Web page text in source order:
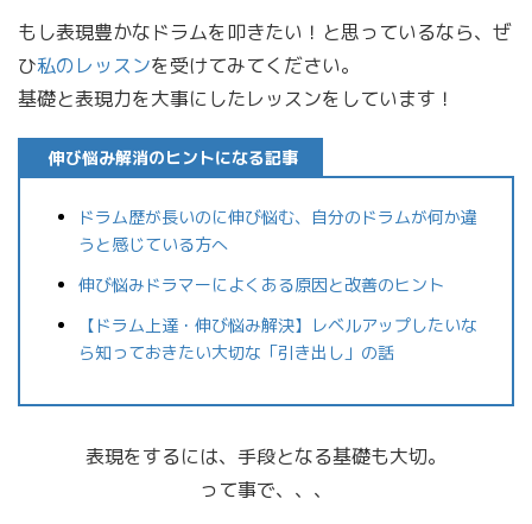
もし表現豊かなドラムを叩きたい！と思っているなら、ぜ
ひ私のレッスンを受けてみてください。
基礎と表現力を大事にしたレッスンをしています！
伸び悩み解消のヒントになる記事
ドラム歴が長いのに伸び悩む、自分のドラムが何か違
うと感じている方へ
伸び悩みドラマーによくある原因と改善のヒント
【ドラム上達・伸び悩み解決】レベルアップしたいな
ら知っておきたい大切な「引き出し」の話
表現をするには、手段となる基礎も大切。
って事で、、、